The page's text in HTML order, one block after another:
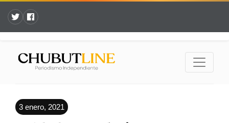
3 enero, 2021